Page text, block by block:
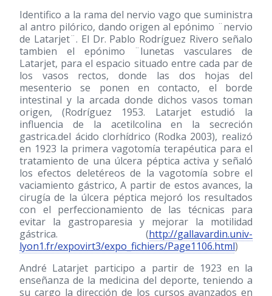
Identifico a la rama del nervio vago que suministra
al antro pilórico, dando origen al epónimo ¨nervio
de Latarjet¨. El Dr. Pablo Rodríguez Rivero señalo
tambien el epónimo ¨lunetas vasculares de
Latarjet, para el espacio situado entre cada par de
los vasos rectos, donde las dos hojas del
mesenterio se ponen en contacto, el borde
intestinal y la arcada donde dichos vasos toman
origen, (Rodríguez 1953. Latarjet estudió la
influencia de la acetilcolina en la secreción
gastrica.del ácido clorhídrico (Rodka 2003), realizó
en 1923 la primera vagotomía terapéutica para el
tratamiento de una úlcera péptica activa y señaló
los efectos deletéreos de la vagotomía sobre el
vaciamiento gástrico, A partir de estos avances, la
cirugía de la úlcera péptica mejoró los resultados
con el perfeccionamiento de las técnicas para
evitar la gastroparesia y mejorar la motilidad
gástrica. (http://gallavardin.univ-
lyon1.fr/expovirt3/expo_fichiers/Page1106.html)
André Latarjet participo a partir de 1923 en la
enseñanza de la medicina del deporte, teniendo a
su cargo la dirección de los cursos avanzados en